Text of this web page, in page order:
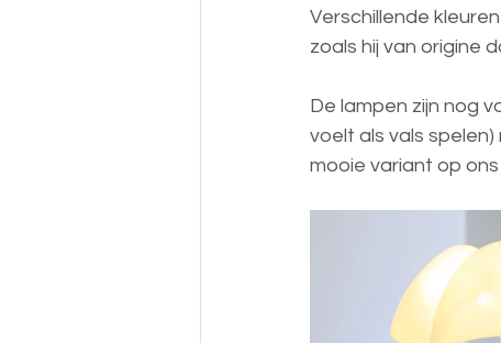
Verschillende
zoals hij van origine
De lampen zijn nog
voelt als vals
mooie variant op